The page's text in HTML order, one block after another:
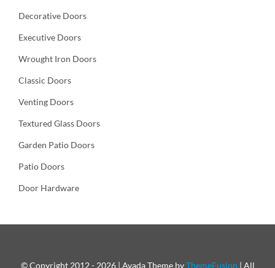
Decorative Doors
Executive Doors
Wrought Iron Doors
Classic Doors
Venting Doors
Textured Glass Doors
Garden Patio Doors
Patio Doors
Door Hardware
© Copyright 2012 - 2026 | Avada Theme byThemeFusion | All